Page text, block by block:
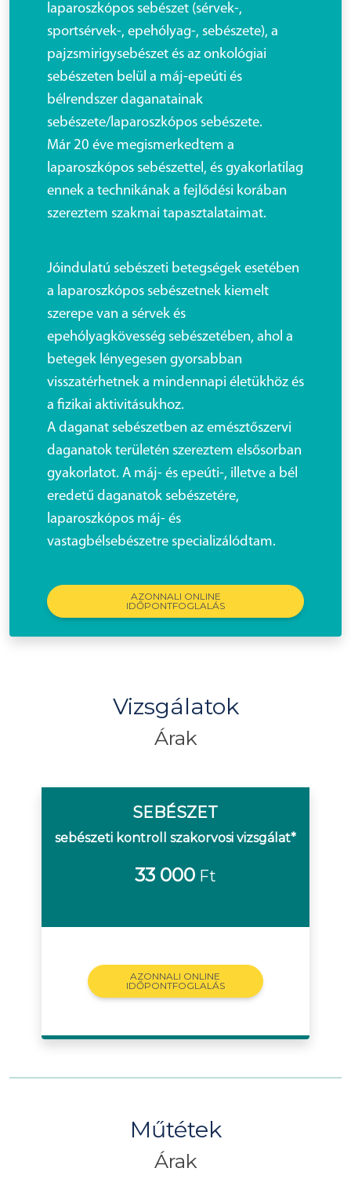
laparoszkópos sebészet (sérvek-,
sportsérvek-, epehólyag-, sebészete), a
pajzsmirigysebészet és az onkológiai
sebészeten belül a máj-epeúti és
bélrendszer daganatainak
sebészete/laparoszkópos sebészete.
Már 20 éve megismerkedtem a
laparoszkópos sebészettel, és gyakorlatilag
ennek a technikának a fejlődési korában
szereztem szakmai tapasztalataimat.
Jóindulatú sebészeti betegségek esetében
a laparoszkópos sebészetnek kiemelt
szerepe van a sérvek és
epehólyagkövesség sebészetében, ahol a
betegek lényegesen gyorsabban
visszatérhetnek a mindennapi életükhöz és
a fizikai aktivitásukhoz.
A daganat sebészetben az emésztőszervi
daganatok területén szereztem elsősorban
gyakorlatot. A máj- és epeúti-, illetve a bél
eredetű daganatok sebészetére,
laparoszkópos máj- és
vastagbélsebészetre specializálódtam.
AZONNALI ONLINE
IDŐPONTFOGLALÁS
Vizsgálatok
Árak
SEBÉSZET
sebészeti kontroll szakorvosi vizsgálat*
33 000Ft
AZONNALI ONLINE
IDŐPONTFOGLALÁS
Műtétek
Árak